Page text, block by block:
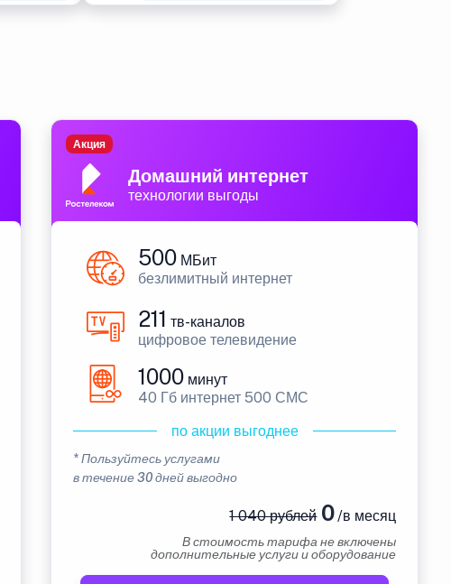
Домашний интернет
технологии выгоды
Акция
500 МБит
безлимитный интернет
211 тв-каналов
цифровое телевидение
1000 минут
40 Гб интернет 500 СМС
по акции выгоднее
* Пользуйтесь услугами
в течение 30 дней выгодно
1 040 рублей0/в месяц
В стоимость тарифа не включены
дополнительные услуги и оборудование